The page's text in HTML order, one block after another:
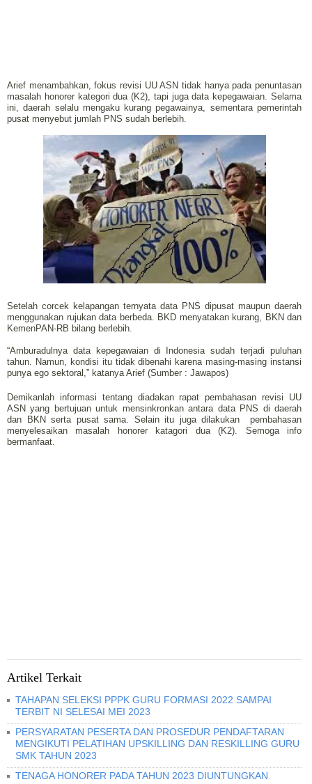
Arief menambahkan, fokus revisi UU ASN tidak hanya pada penuntasan
masalah honorer kategori dua (K2), tapi juga data kepegawaian. Selama
ini, daerah selalu mengaku kurang pegawainya, sementara pemerintah
pusat menyebut jumlah PNS sudah berlebih.
Setelah corcek kelapangan ternyata data PNS dipusat maupun daerah
menggunakan rujukan data berbeda. BKD menyatakan kurang, BKN dan
KemenPAN-RB bilang berlebih.
“Amburadulnya data kepegawaian di Indonesia sudah terjadi puluhan
tahun. Namun, kondisi itu tidak dibenahi karena masing-masing instansi
punya ego sektoral,” katanya Arief (Sumber : Jawapos)
Demikanlah informasi tentang diadakan rapat pembahasan revisi UU
ASN yang bertujuan untuk mensinkronkan antara data PNS di daerah
dan BKN serta pusat sama. Selain itu juga dilakukan pembahasan
menyelesaikan masalah honorer katagori dua (K2). Semoga info
bermanfaat.
Artikel Terkait
TAHAPAN SELEKSI PPPK GURU FORMASI 2022 SAMPAI
TERBIT NI SELESAI MEI 2023
PERSYARATAN PESERTA DAN PROSEDUR PENDAFTARAN
MENGIKUTI PELATIHAN UPSKILLING DAN RESKILLING GURU
SMK TAHUN 2023
TENAGA HONORER PADA TAHUN 2023 DIUNTUNGKAN